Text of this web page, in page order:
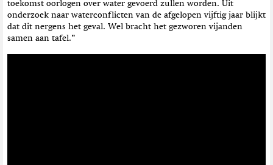
toekomst oorlogen over water gevoerd zullen worden. Uit
onderzoek naar waterconflicten van de afgelopen vijftig jaar blijkt
dat dit nergens het geval. Wel bracht het gezworen vijanden
samen aan tafel.”